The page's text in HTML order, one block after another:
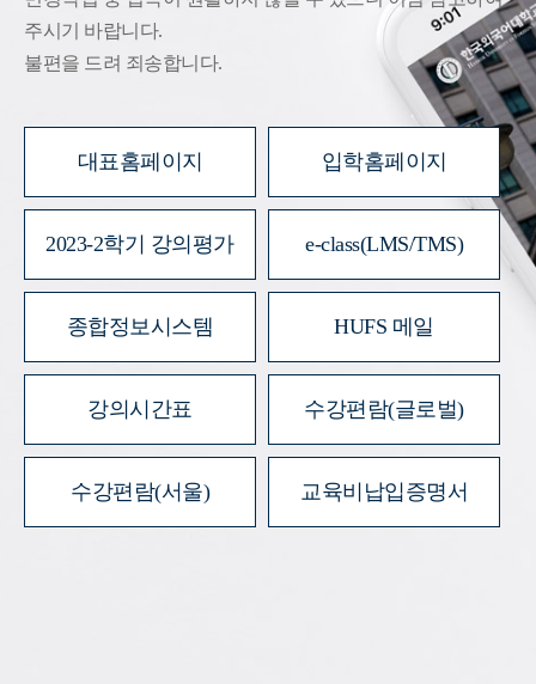
주시기 바랍니다.
불편을 드려 죄송합니다.
대표홈페이지 입학홈페이지
2023-2학기 강의평가 e-class(LMS/TMS)
종합정보시스템 HUFS 메일
강의시간표 수강편람(글로벌)
수강편람(서울) 교육비납입증명서